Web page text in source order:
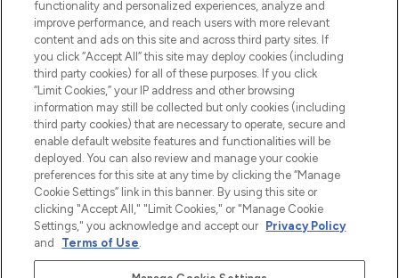
Do Not Sell or Share My Personal
Information
HELP & INFORMATIE
BEDRIJFSINFORMATIE
OVER LOOKFANTASTIC
Betaal veilig met
functionality and personalized experiences, analyze and
improve performance, and reach users with more relevant
content and ads on this site and across third party sites. If
you click “Accept All” this site may deploy cookies (including
third party cookies) for all of these purposes. If you click
“Limit Cookies,” your IP address and other browsing
information may still be collected but only cookies (including
third party cookies) that are necessary to operate, secure and
enable default website features and functionalities will be
deployed. You can also review and manage your cookie
preferences for this site at any time by clicking the “Manage
Cookie Settings” link in this banner. By using this site or
clicking "Accept All," "Limit Cookies," or "Manage Cookie
Settings," you acknowledge and accept our Privacy Policy
and
Terms of Use.